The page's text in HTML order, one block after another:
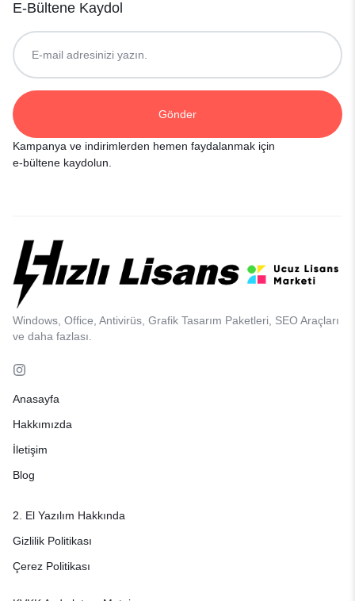
E-Bültene Kaydol
Kampanya ve indirimlerden hemen faydalanmak için
e-bültene kaydolun.
Windows, Office, Antivirüs, Grafik Tasarım Paketleri, SEO Araçları
ve daha fazlası.
Anasayfa
Hakkımızda
İletişim
Blog
2. El Yazılım Hakkında
Gizlilik Politikası
Çerez Politikası